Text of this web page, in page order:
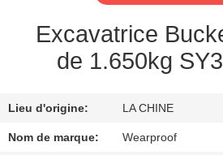
CONTACTEZ-
NOUS
DEMANDEZ
UNE
Excavatrice
de 1.650kg
Lieu d'origine: LA CHINE
Nom de marque: Wearproof